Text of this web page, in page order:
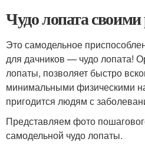
Чудо лопата
Это самодельное
для дачников — чудо лопата!
лопаты, позволяет быстро
минимальными физическими
пригодится людям с
Представляем фото
самодельной чудо лопаты.